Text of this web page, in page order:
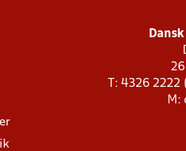
T: 4326 2222
M: